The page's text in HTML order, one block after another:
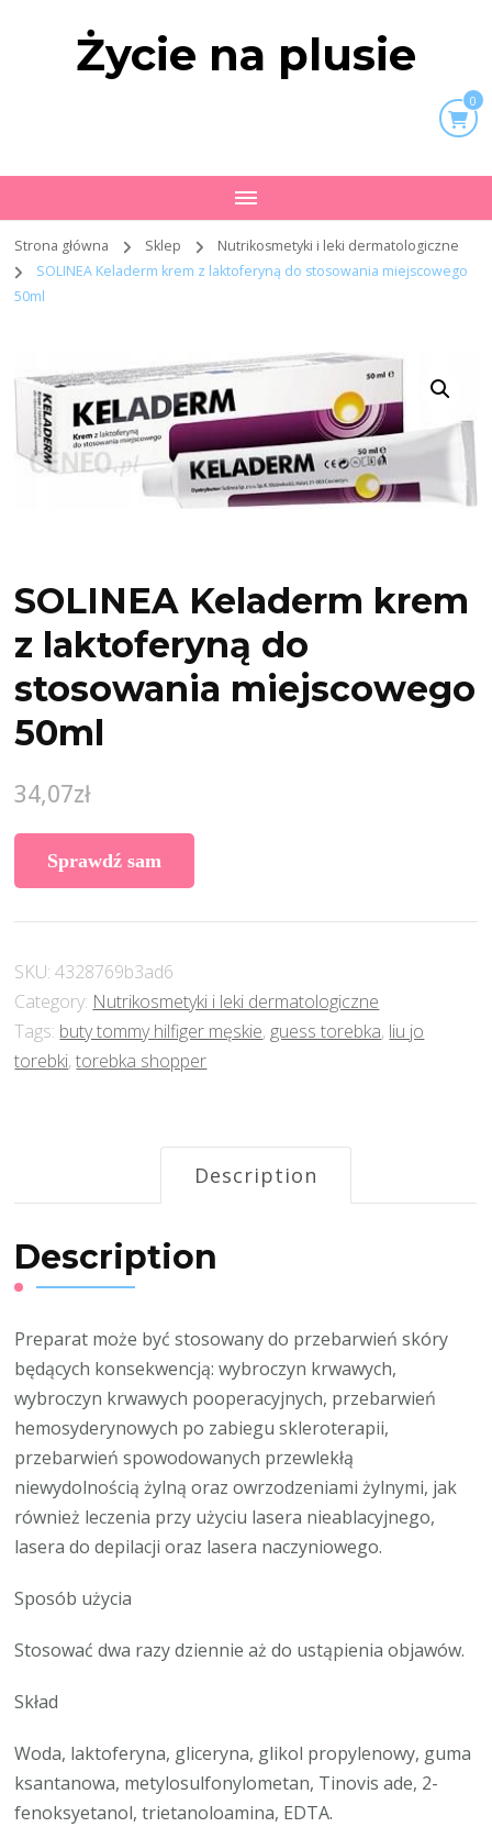
Życie na plusie
0
Strona główna Sklep
Nutrikosmetyki i leki dermatologiczne
SOLINEA Keladerm krem z laktoferyną do stosowania miejscowego
50ml
SOLINEA Keladerm krem
z laktoferyną do
stosowania miejscowego
50ml
34,07zł
Sprawdź sam
SKU:4328769b3ad6
Category: Nutrikosmetyki i leki dermatologiczne
Tags: buty tommy hilfiger męskie, guess torebka, liu jo
torebki,torebka shopper
Description
Description
Preparat może być stosowany do przebarwień skóry
będących konsekwencją: wybroczyn krwawych,
wybroczyn krwawych pooperacyjnych, przebarwień
hemosyderynowych po zabiegu skleroterapii,
przebarwień spowodowanych przewlekłą
niewydolnością żylną oraz owrzodzeniami żylnymi, jak
również leczenia przy użyciu lasera nieablacyjnego,
lasera do depilacji oraz lasera naczyniowego.
Sposób użycia
Stosować dwa razy dziennie aż do ustąpienia objawów.
Skład
Woda, laktoferyna, gliceryna, glikol propylenowy, guma
ksantanowa, metylosulfonylometan, Tinovis ade, 2-
fenoksyetanol, trietanoloamina, EDTA.